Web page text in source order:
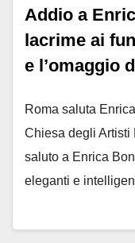
Addio a
lacrime ai
e l’omaggio
Roma saluta
Chiesa degli Artisti
saluto a Enrica
eleganti e